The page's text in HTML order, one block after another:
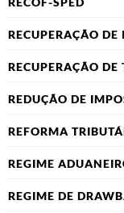
RECUPERAÇÃO DE
RECUPERAÇÃO DE
REDUÇÃO DE
REFORMA
REGIME
REGIME DE